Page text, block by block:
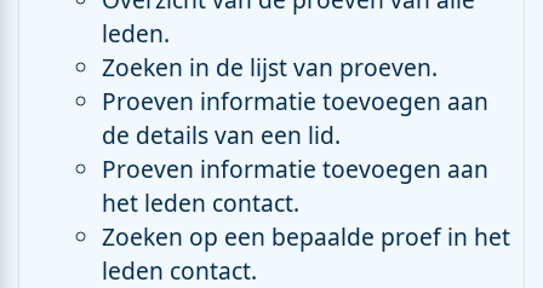
leden.
Zoeken in de lijst van proeven.
Proeven informatie toevoegen aan
de details van een lid.
Proeven informatie toevoegen aan
het leden contact.
Zoeken op een bepaalde proef in het
leden contact.